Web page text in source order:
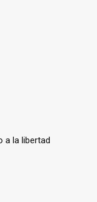
a la libertad